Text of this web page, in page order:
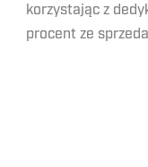
korzystając z
procent ze